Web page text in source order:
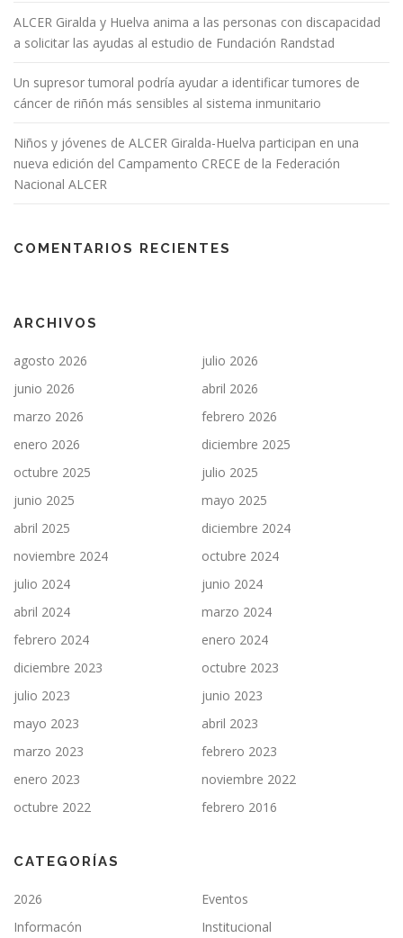
ALCER Giralda y Huelva anima a las personas con discapacidad
a solicitar las ayudas al estudio de Fundación Randstad
Un supresor tumoral podría ayudar a identificar tumores de
cáncer de riñón más sensibles al sistema inmunitario
Niños y jóvenes de ALCER Giralda-Huelva participan en una
nueva edición del Campamento CRECE de la Federación
Nacional ALCER
COMENTARIOS RECIENTES
ARCHIVOS
agosto 2026
julio 2026
junio 2026
abril 2026
marzo 2026
febrero 2026
enero 2026
diciembre 2025
octubre 2025
julio 2025
junio 2025
mayo 2025
abril 2025
diciembre 2024
noviembre 2024
octubre 2024
julio 2024
junio 2024
abril 2024
marzo 2024
febrero 2024
enero 2024
diciembre 2023
octubre 2023
julio 2023
junio 2023
mayo 2023
abril 2023
marzo 2023
febrero 2023
enero 2023
noviembre 2022
octubre 2022
febrero 2016
CATEGORÍAS
2026
Eventos
Informacón
Institucional